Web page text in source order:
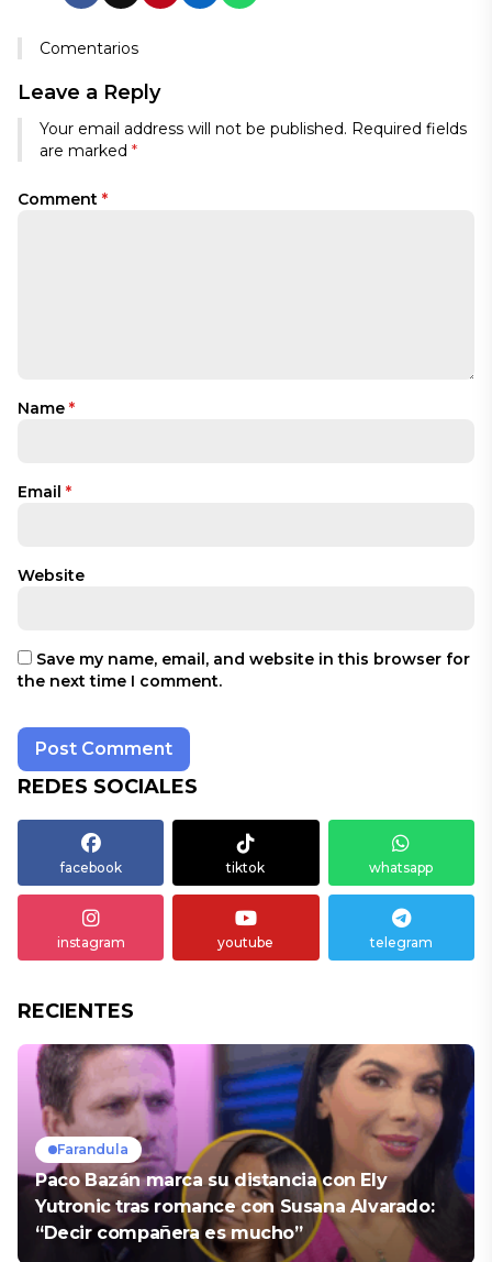
Comentarios
Leave a Reply
Your email address will not be published. Required fields
are marked *
Comment *
Name *
Email *
Website
Save my name, email, and website in this browser for
the next time I comment.
REDES SOCIALES
facebook tiktok whatsapp
instagram youtube telegram
RECIENTES
Farandula
Paco Bazán marca su distancia con Ely
Yutronic tras romance con Susana Alvarado:
“Decir compañera es mucho”